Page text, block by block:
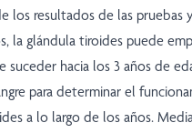
los resultados de las pruebas
la glándula tiroides puede
suceder hacia los 3 años de
para determinar el
a lo largo de los años.